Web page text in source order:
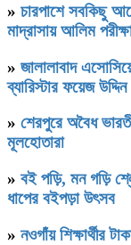
» চারপাশে সবকিছু
মাদ্রাসায় আলিম
» জালালাবাদ
ব্যারিস্টার ফয়েজ
» শেরপুরে অবৈধ
মূলহোতারা
» বই পড়ি, মন গড়ি
ধাপের বইপড়া উৎসব
» নওগাঁয় শিক্ষার্থীর